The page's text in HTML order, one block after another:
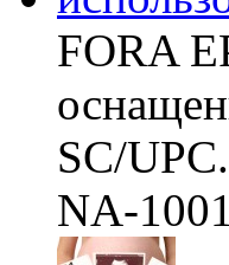
FORA
SC/
NA-